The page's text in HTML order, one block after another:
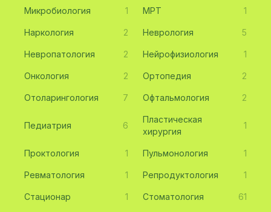
Микробиология 1 МРТ 1
Наркология 2 Неврология 5
Невропатология 2 Нейрофизиология 1
Онкология 2 Ортопедия 2
Отоларингология 7 Офтальмология 2
Педиатрия 6
Пластическая
хирургия
1
Проктология 1 Пульмонология 1
Ревматология 1 Репродуктология 1
Стационар 1 Стоматология 61